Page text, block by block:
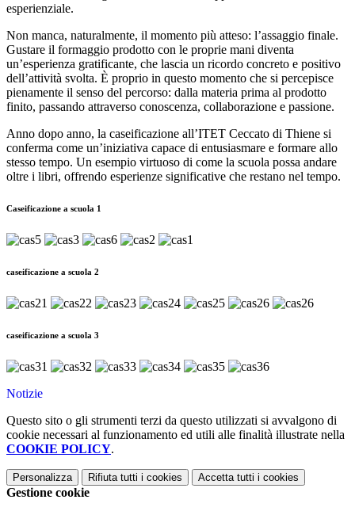
esperienziale.
Non manca, naturalmente, il momento più atteso: l’assaggio finale.
Gustare il formaggio prodotto con le proprie mani diventa
un’esperienza gratificante, che lascia un ricordo concreto e positivo
dell’attività svolta. È proprio in questo momento che si percepisce
pienamente il senso del percorso: dalla materia prima al prodotto
finito, passando attraverso conoscenza, collaborazione e passione.
Anno dopo anno, la caseificazione all’ITET Ceccato di Thiene si
conferma come un’iniziativa capace di entusiasmare e formare allo
stesso tempo. Un esempio virtuoso di come la scuola possa andare
oltre i libri, offrendo esperienze significative che restano nel tempo.
Caseificazione a scuola 1
caseificazione a scuola 2
caseificazione a scuola 3
Notizie
Questo sito o gli strumenti terzi da questo utilizzati si avvalgono di
cookie necessari al funzionamento ed utili alle finalità illustrate nella
COOKIE POLICY.
Personalizza Rifiuta tutti i cookies Accetta tutti i cookies
Gestione cookie